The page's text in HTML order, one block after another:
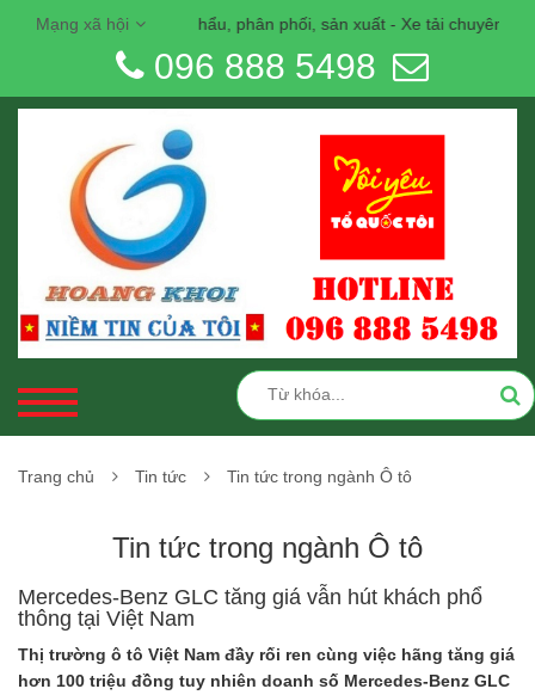
Mạng xã hội
KHÔI AUTO: Nhập khẩu, phân phối, sản xuất - Xe tải chuyên
096 888 5498
Trang chủ Tin tức Tin tức trong ngành Ô tô
Tin tức trong ngành Ô tô
Mercedes-Benz GLC tăng giá vẫn hút khách phổ
thông tại Việt Nam
Thị trường ô tô Việt Nam đầy rối ren cùng việc hãng tăng giá
hơn 100 triệu đồng tuy nhiên doanh số Mercedes-Benz GLC